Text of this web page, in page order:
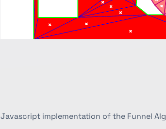
Javascript implementation of the Funnel